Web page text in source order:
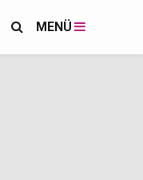
MENÜ